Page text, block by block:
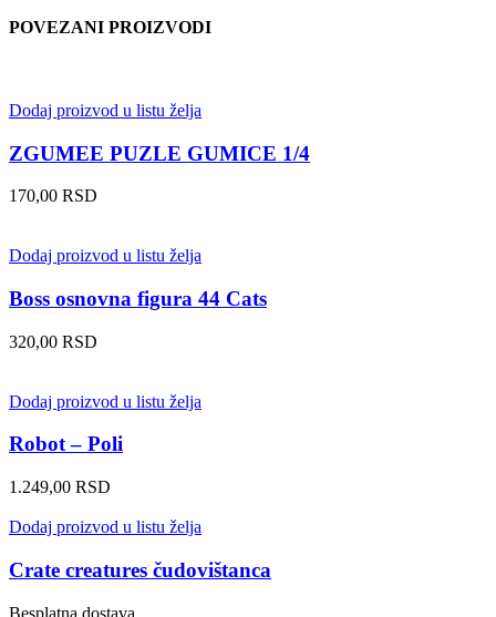
POVEZANI PROIZVODI
Dodaj proizvod u listu želja
ZGUMEE PUZLE GUMICE 1/4
170,00 RSD
Dodaj proizvod u listu želja
Boss osnovna figura 44 Cats
320,00 RSD
Dodaj proizvod u listu želja
Robot – Poli
1.249,00 RSD
Dodaj proizvod u listu želja
Crate creatures čudovištanca
Besplatna dostava